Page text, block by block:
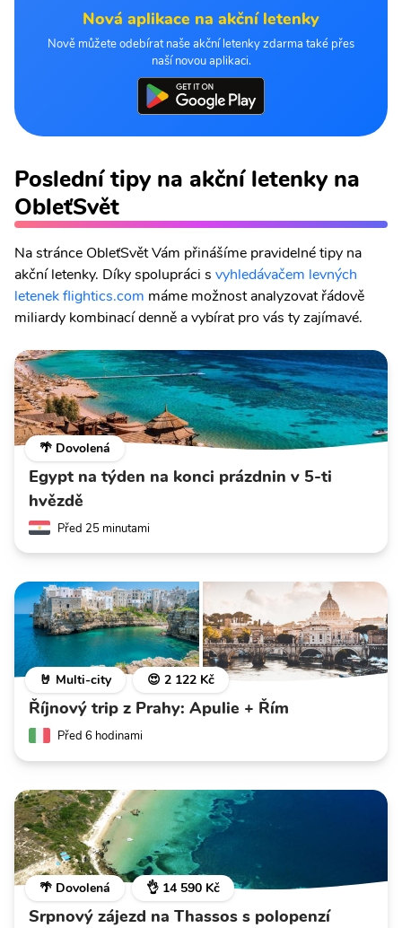
Nová aplikace na akční letenky
Nově můžete odebírat naše akční letenky zdarma také přes
naší novou aplikaci.
Poslední tipy na akční letenky na
ObleťSvět
Na stránce ObleťSvět Vám přinášíme pravidelné tipy na
akční letenky. Díky spolupráci s vyhledávačem levných
letenek flightics.com máme možnost analyzovat řádově
miliardy kombinací denně a vybírat pro vás ty zajímavé.
🌴 Dovolená
Egypt na týden na konci prázdnin v 5-ti
hvězdě
Před 25 minutami
🤘 Multi-city 😍 2 122 Kč
Říjnový trip z Prahy: Apulie + Řím
Před 6 hodinami
🌴 Dovolená 👌 14 590 Kč
Srpnový zájezd na Thassos s polopenzí